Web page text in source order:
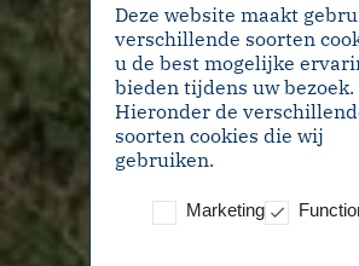
Deze website maakt
verschillende soorten
u de best mogelijke
bieden tijdens uw bezoek.
Hieronder de
soorten cookies die wij
gebruiken.
Marketing